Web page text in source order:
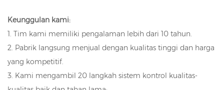
Keunggulan kami:
1. Tim kami memiliki pengalaman lebih dari 10 tahun.
2. Pabrik langsung menjual dengan kualitas tinggi dan harga
yang kompetitif.
3. Kami mengambil 20 langkah sistem kontrol kualitas-